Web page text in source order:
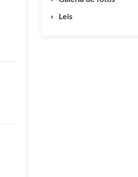
Leis